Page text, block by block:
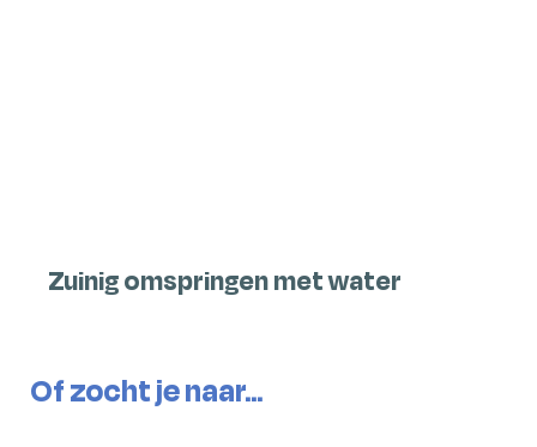
Zuinig omspringen met water
Of zocht je naar...